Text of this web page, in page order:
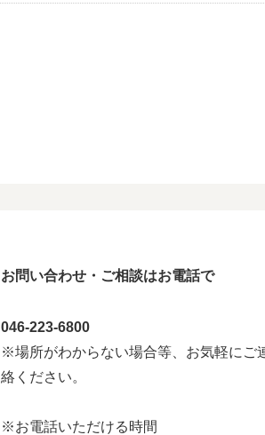
お問い合わせ・ご相談はお電話で
046-223-6800
※場所がわからない場合等、お気軽にご
絡ください。
※お電話いただける時間